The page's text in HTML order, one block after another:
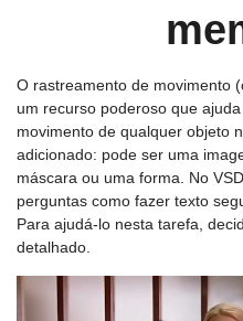
O rastreamento de movimento
um recurso poderoso que
movimento de qualquer objeto
adicionado: pode ser uma
máscara ou uma forma. No
perguntas como fazer texto
Para ajudá-lo nesta tarefa,
detalhado.